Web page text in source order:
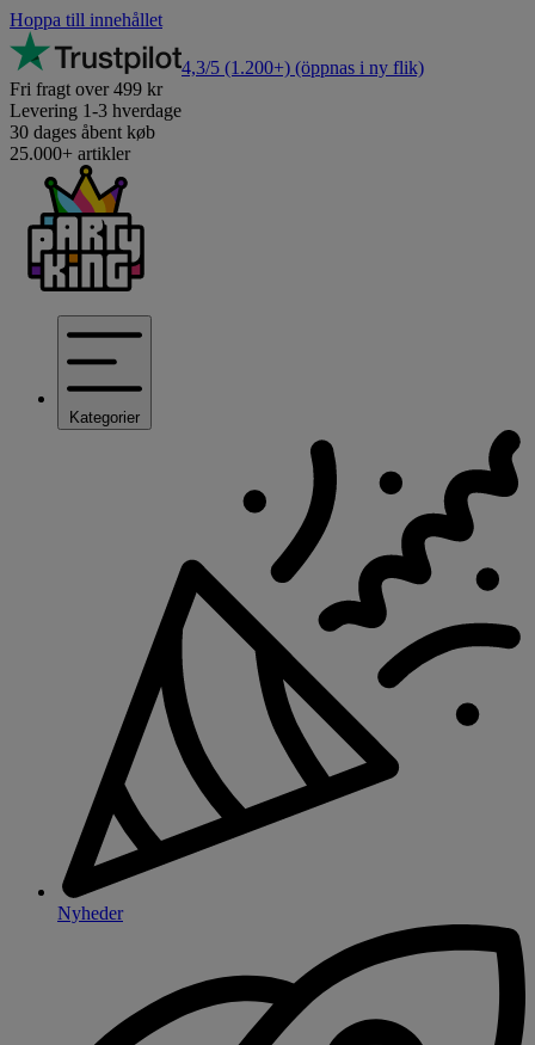
Hoppa till innehållet
4,3/5 (1.200+) (öppnas i ny flik)
Fri fragt over 499 kr
Levering 1-3 hverdage
30 dages åbent køb
25.000+ artikler
Kategorier
Nyheder